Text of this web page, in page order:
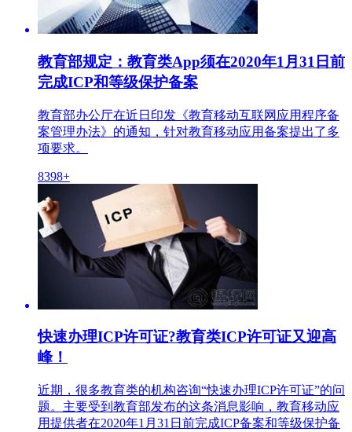
教育部规定：教育类App须在2020年1月31日前
完成ICP和等级保护备案
教育部办公厅在近日印发《教育移动互联网应用程序备
案管理办法》的通知，针对教育移动应用备案提出了多
项要求。
8398+
快速办理ICP许可证?教育类ICP许可证又迎高
峰！
近期，很多教育类的机构咨询“快速办理ICP许可证”的问
题。主要受到教育部发布的这条消息影响，教育移动应
用提供者在2020年1月31日前完成ICP备案和等级保护备